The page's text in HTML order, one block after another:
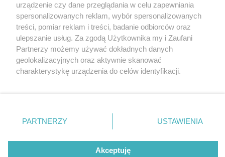
1 / 0
Nie zapomnij
zapoznać się z:
polityką prywatności regulamin korzystania z portali
Twojemiasto
Piekary Śląskie
Chorzów
Tarnowskie Góry
Gliwice
Skontakuj sięz nami
Kontakt
Wydawca
Redakcja
urządzenie czy dane przeglądania w celu zapewniania
spersonalizowanych reklam, wybór spersonalizowanych
treści, pomiar reklam i treści, badanie odbiorców oraz
ulepszanie usług. Za zgodą Użytkownika my i Zaufani
Partnerzy możemy używać dokładnych danych
geolokalizacyjnych oraz aktywnie skanować
charakterystykę urządzenia do celów identyfikacji.
zmienić/wycofać klikając przycisk ustawień prywatności
znajdujący się w lewym dolnym rogu strony
rodzaje przetwarzania danych nie wymagają zgody
użytkownika, ale masz prawo sprzeciwić się takiemu
PARTNERZY USTAWIENIA
Akceptuję